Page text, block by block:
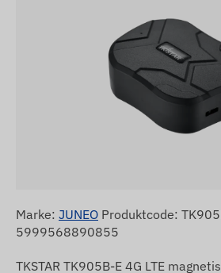
Marke: JUNEO Produktcode:
5999568890855
TKSTAR TK905B-E 4G LTE